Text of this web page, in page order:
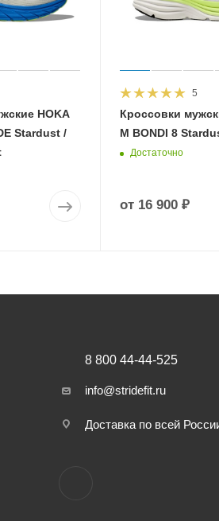
HOKA
Stardust /
5
Кроссовки
M BONDI 8
Достаточно
от 16 900 ₽
8 800 44-44-525
info@stridefit.ru
Доставка по всей